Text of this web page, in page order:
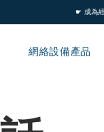
☛ 成為
網絡設備產品